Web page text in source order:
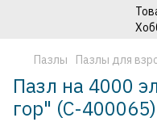
Пазлы Пазлы для
Пазл на 4000
гор" (C-